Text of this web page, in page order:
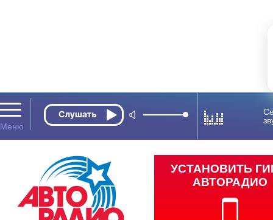
УСТАНОВИТЬ
АВТОРАДИО